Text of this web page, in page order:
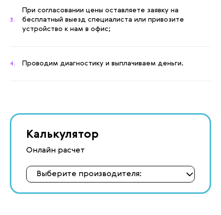
3.
При согласовании цены оставляете заявку на
бесплатный выезд специалиста или привозите
устройство к нам в офис;
4. Проводим диагностику и выплачиваем деньги.
Калькулятор
Онлайн расчет